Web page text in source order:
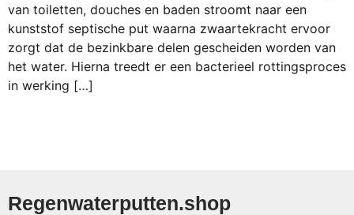
van toiletten, douches en baden stroomt naar een
kunststof septische put waarna zwaartekracht ervoor
zorgt dat de bezinkbare delen gescheiden worden van
het water. Hierna treedt er een bacterieel rottingsproces
in werking […]
Regenwaterputten.shop